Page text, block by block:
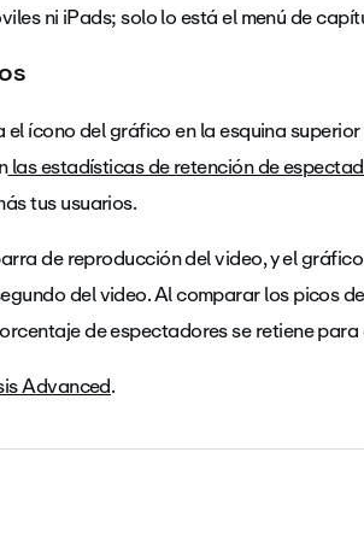
ni iPads; solo lo está el menú de
ícono del gráfico en la esquina
las estadísticas de retención de
tus usuarios.
de reproducción del video, y el
del video. Al comparar los picos
de espectadores se retiene
Advanced.